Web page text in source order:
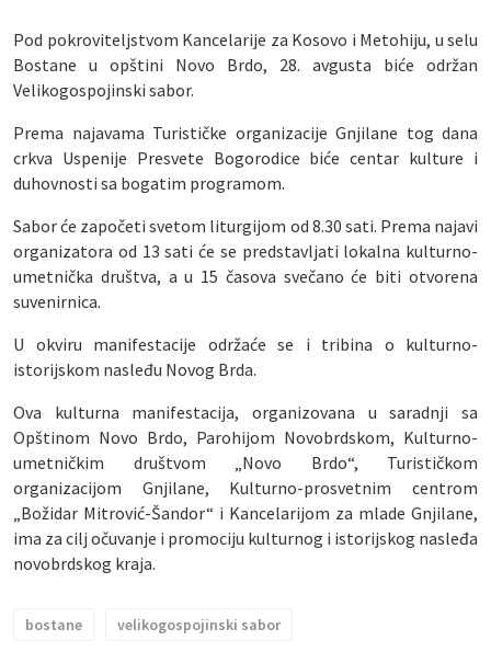
Pod pokroviteljstvom Kancelarije za Kosovo i Metohiju, u selu
Bostane u opštini Novo Brdo, 28. avgusta biće održan
Velikogospojinski sabor.
Prema najavama Turističke organizacije Gnjilane tog dana
crkva Uspenije Presvete Bogorodice biće centar kulture i
duhovnosti sa bogatim programom.
Sabor će započeti svetom liturgijom od 8.30 sati. Prema najavi
organizatora od 13 sati će se predstavljati lokalna kulturno-
umetnička društva, a u 15 časova svečano će biti otvorena
suvenirnica.
U okviru manifestacije održaće se i tribina o kulturno-
istorijskom nasleđu Novog Brda.
Ova kulturna manifestacija, organizovana u saradnji sa
Opštinom Novo Brdo, Parohijom Novobrdskom, Kulturno-
umetničkim društvom „Novo Brdo“, Turističkom
organizacijom Gnjilane, Kulturno-prosvetnim centrom
„Božidar Mitrović-Šandor“ i Kancelarijom za mlade Gnjilane,
ima za cilj očuvanje i promociju kulturnog i istorijskog nasleđa
novobrdskog kraja.
bostane velikogospojinski sabor